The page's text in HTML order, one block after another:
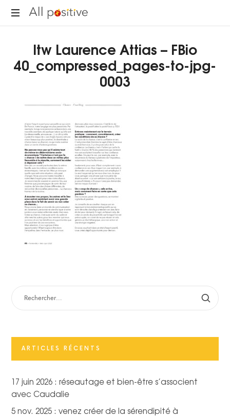
All
pour
réinventer."
Itw Laurence Attias – FBio
40_compressed_pages-to-jpg-
0003
RECHERCHER :
ARTICLES RÉCENTS
17 juin 2026 : réseautage et bien-être s’associent
avec Caudalie
5 nov. 2025 : venez créer de la sérendipité à